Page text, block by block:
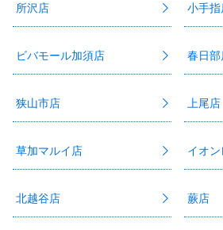
所沢店 小手指
ビバモール加須店 春日部
狭山市店 上尾店
草加マルイ店 イオ
北越谷店 蕨店